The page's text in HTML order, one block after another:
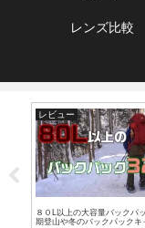
レンズ比較
レビュー
８０L以上の大容量バックパ
期登山や冬のバックパックキ